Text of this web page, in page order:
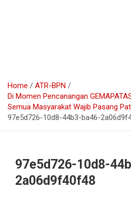
Home
ATR-BPN
Di Momen Pencanangan
Semua Masyarakat Wajib Pasang
97e5d726-10d8-44b3-ba46-
97e5d726-10d8-
2a06d9f40f48